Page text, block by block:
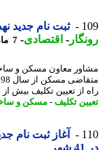
ثبت نام جدید نهضت ملی
-اقتصادی-7 ماه پیش - سه شنبه 16 دی 1404، 12:12
تعیین تکلیف بیش از 6.3 میلیون متقاضی مسکن ...
تکلیف-مسکن و
آغاز ثبت نام